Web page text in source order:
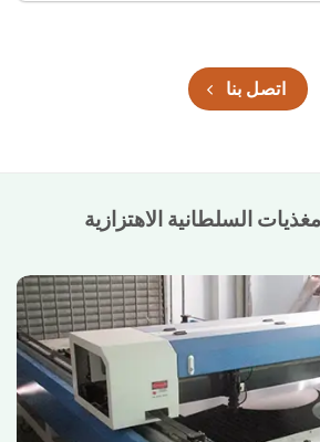
اتصل بنا
السلطانية الاهتزازية